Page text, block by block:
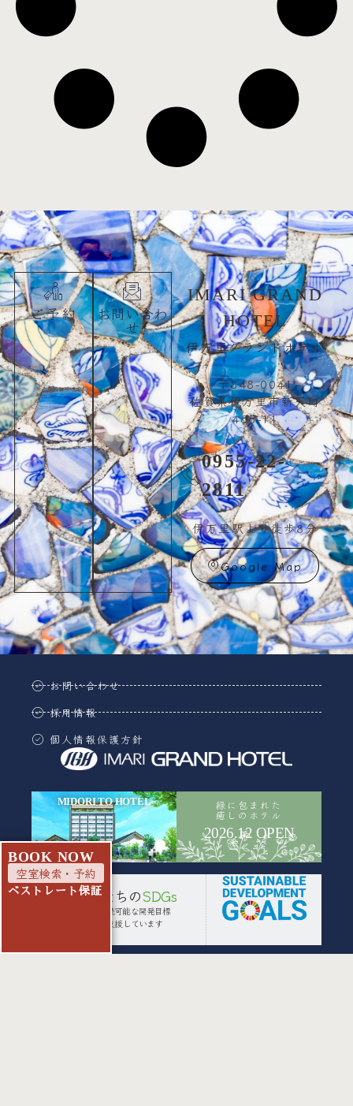
BOOK NOW
空室検索・予約
ベストレート保証
ご予約 お問い合わ
せ
IMARI GRAND
HOTEL
伊万里グランドホテル
〒848-0041
佐賀県伊万里市新天町
466-11
0955-22-
2811
伊万里駅より徒歩8分
Google Map
お問い合わせ
採用情報
個人情報保護方針
MIDORI TO HOTEL 緑に包まれた
癒しのホテル
2026.12 OPEN
わたしたちのSDGs
私たちは持続可能な開発目標
(SDGs)を支援しています